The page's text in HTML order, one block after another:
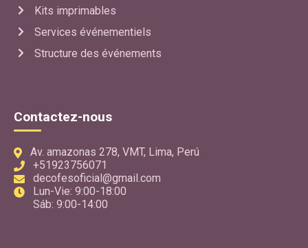
Kits imprimables
Services événementiels
Structure des événements
Contactez-nous
Av. amazonas 278, VMT, Lima, Perú
+51923756071
decofesoficial@gmail.com
Lun-Vie: 9:00-18:00
Sáb: 9:00-14:00